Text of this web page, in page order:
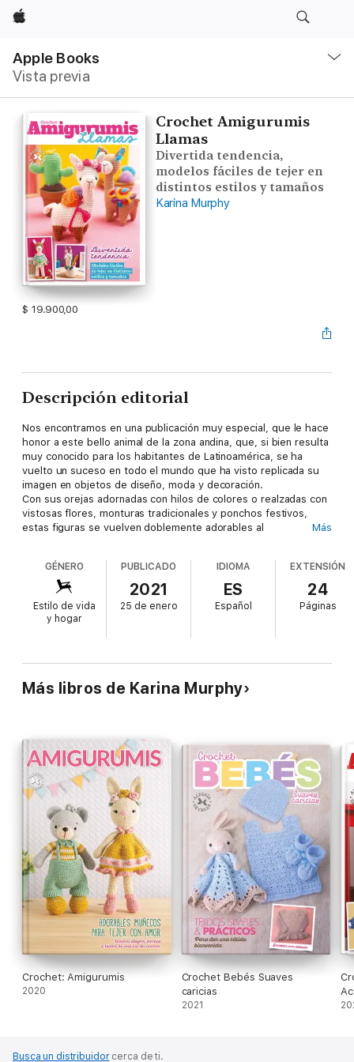
Apple
Apple Books
Vista previa
local
Abrir
Crochet Amigurumis
Llamas
Divertida tendencia,
modelos fáciles de tejer en
distintos estilos y tamaños
Karina Murphy
$ 19.900,00
Descripción editorial
Nos encontramos en una publicación muy especial, que le hace
honor a este bello animal de la zona andina, que, si bien resulta
muy conocido para los habitantes de Latinoamérica, se ha
vuelto un suceso en todo el mundo que ha visto replicada su
imagen en objetos de diseño, moda y decoración.
Con sus orejas adornadas con hilos de colores o realzadas con
vistosas flores, monturas tradicionales y ponchos festivos,
estas figuras se vuelven doblemente adorables al
Sin lugar a dudas, estos encantadores animales tendrán un
lugar de preferencia en nuestro hogar.
Más
GÉNERO
Estilo de vida
y hogar
PUBLICADO
2021
25 de enero
IDIOMA
ES
Español
EXTENSIÓN
24
Páginas
Más libros de Karina Murphy
Crochet: Amigurumis
2020
Crochet Bebés Suaves
caricias
2021
Busca un distribuidorcerca de ti.